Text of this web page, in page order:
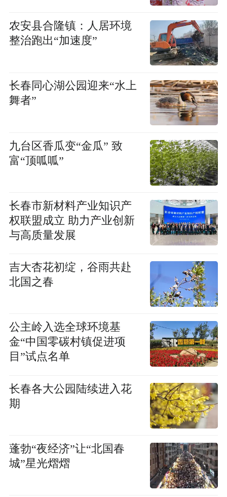
农安县合隆镇：人居环境
整治跑出“加速度”
长春同心湖公园迎来“水上
舞者”
九台区香瓜变“金瓜” 致
富“顶呱呱”
长春市新材料产业知识产
权联盟成立 助力产业创新
与高质量发展
吉大杏花初绽，谷雨共赴
北国之春
公主岭入选全球环境基
金“中国零碳村镇促进项
目”试点名单
长春各大公园陆续进入花
期
蓬勃“夜经济”让“北国春
城”星光熠熠